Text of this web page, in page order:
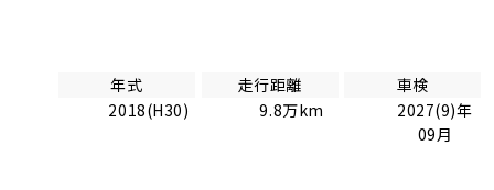
年式
2018(H30)
走行距離
9.8万km
車検
2027(9)年
09月